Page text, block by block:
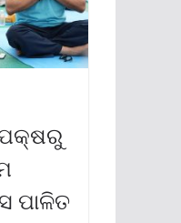
ପାଳିତ